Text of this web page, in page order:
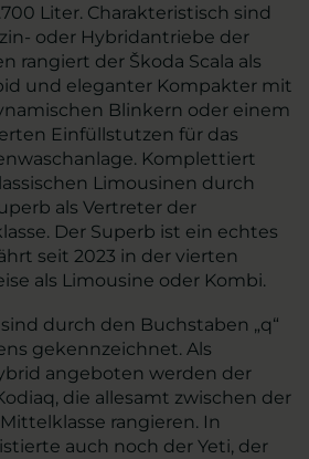
Liter. Charakteristisch sind
oder Hybridantriebe der
rangiert der Škoda Scala als
und eleganter Kompakter mit
Blinkern oder einem
Einfüllstutzen für das
Komplettiert
Limousinen durch
als Vertreter der
Der Superb ist ein echtes
seit 2023 in der vierten
als Limousine oder Kombi.
durch den Buchstaben „q“
gekennzeichnet. Als
angeboten werden der
die allesamt zwischen der
rangieren. In
auch noch der Yeti, der